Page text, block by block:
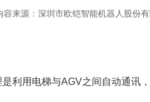
容来源：深圳市欧铠智能机器人股份有
利用电梯与AGV之间自动通讯